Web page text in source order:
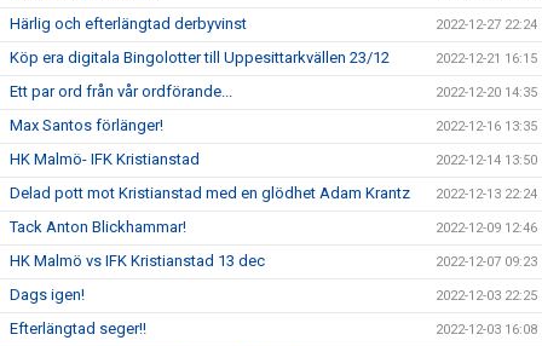
Härlig och efterlängtad derbyvinst 2022-12-27 22:24
Köp era digitala Bingolotter till Uppesittarkvällen 23/12 2022-12-21 16:15
Ett par ord från vår ordförande... 2022-12-20 14:35
Max Santos förlänger! 2022-12-16 13:35
HK Malmö- IFK Kristianstad 2022-12-14 13:50
Delad pott mot Kristianstad med en glödhet Adam Krantz 2022-12-13 22:24
Tack Anton Blickhammar! 2022-12-09 12:46
HK Malmö vs IFK Kristianstad 13 dec 2022-12-07 09:23
Dags igen! 2022-12-03 22:25
Efterlängtad seger!! 2022-12-03 16:08